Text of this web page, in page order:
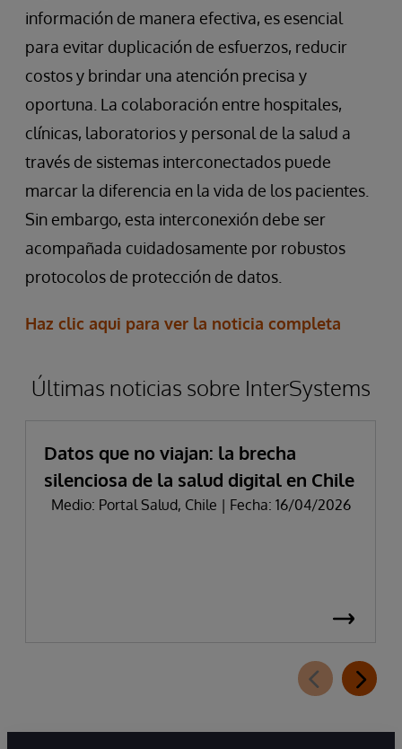
información de manera efectiva, es esencial
para evitar duplicación de esfuerzos, reducir
costos y brindar una atención precisa y
oportuna. La colaboración entre hospitales,
clínicas, laboratorios y personal de la salud a
través de sistemas interconectados puede
marcar la diferencia en la vida de los pacientes.
Sin embargo, esta interconexión debe ser
acompañada cuidadosamente por robustos
protocolos de protección de datos.
Haz clic aqui para ver la noticia completa
Últimas noticias sobre InterSystems
Datos que no viajan: la brecha
silenciosa de la salud digital en Chile
Medio: Portal Salud, Chile | Fecha: 16/04/2026